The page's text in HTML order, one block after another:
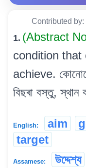
Contributed by:
1. (Abstract
condition
achieve.
বিছৰা বস্তু, স্থান
English: aim
target
Assamese: উদ্দেশ্য